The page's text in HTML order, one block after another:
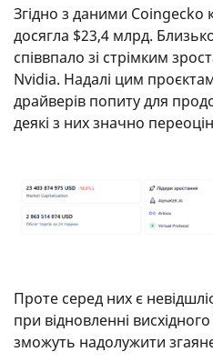
Згідно з даними Coingecko
досягла $23,4 млрд.
співвпало зі стрімким
Nvidia. Надалі цим
драйверів попиту для
деякі з них значно
Проте серед них є
при відновленні
зможуть надолужити